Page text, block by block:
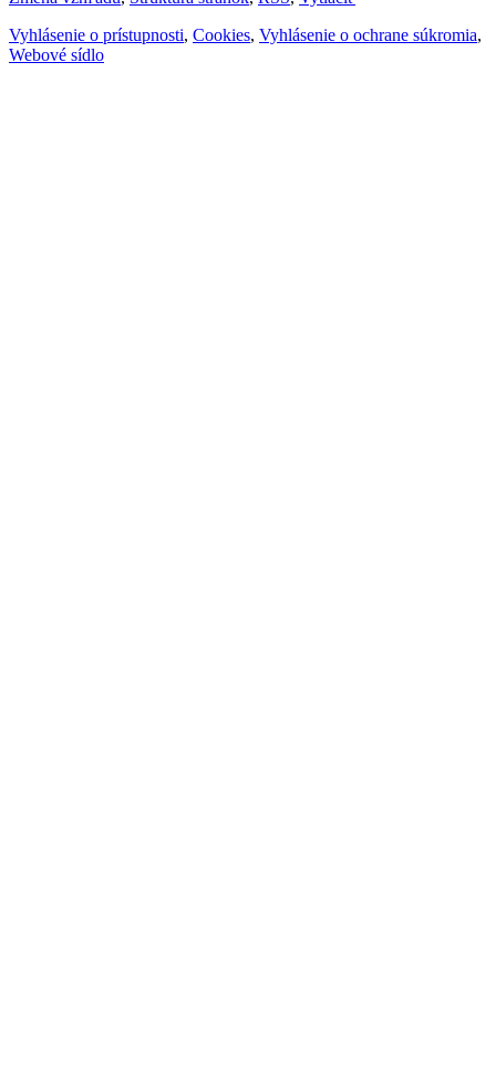
Vyhlásenie o prístupnosti, Cookies, Vyhlásenie o ochrane súkromia,
Webové sídlo